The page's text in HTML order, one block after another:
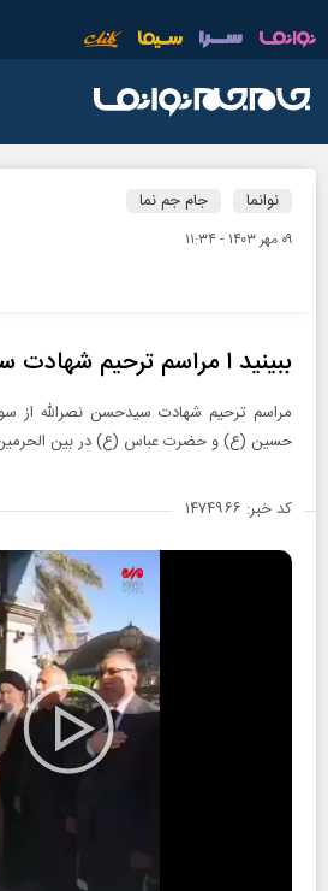
نوانما جام جم نما
۰۹ مهر ۱۴۰۳ - ۱۱:۳۴
ببینید ا مراسم ترحیم شهادت
مراسم ترحیم شهادت سیدحسن نصرالله از
حسین (ع) و حضرت عباس (ع) در بین الحرمین
کد خبر: ۱۴۷۴۹۶۶
Play
Video